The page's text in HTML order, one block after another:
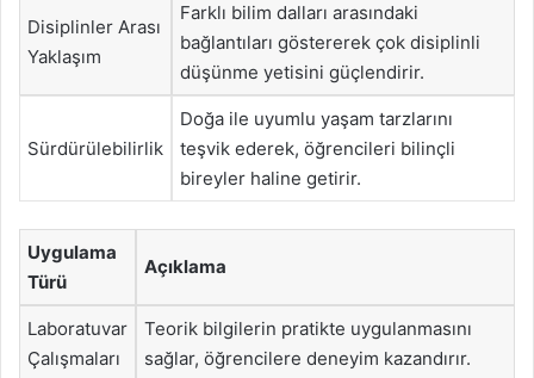
Disiplinler Arası
Yaklaşım
Farklı bilim dalları arasındaki
bağlantıları göstererek çok disiplinli
düşünme yetisini güçlendirir.
Sürdürülebilirlik
Doğa ile uyumlu yaşam tarzlarını
teşvik ederek, öğrencileri bilinçli
bireyler haline getirir.
Uygulama
Türü
Açıklama
Laboratuvar
Çalışmaları
Teorik bilgilerin pratikte uygulanmasını
sağlar, öğrencilere deneyim kazandırır.